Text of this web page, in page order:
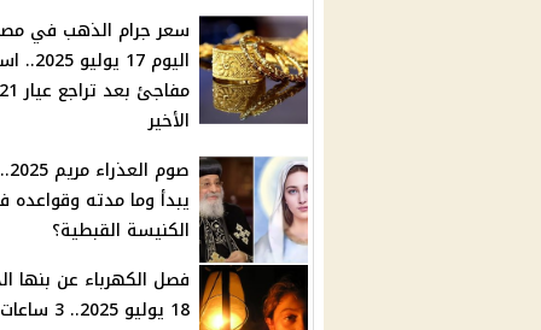
سعر جرام الذهب في
اليوم 17
مفاجئ بعد تراجع عيار 21
الأخير
يبدأ وما مدته وقواعده
الكنيسة القبطية؟
فصل الكهرباء عن بنها
18 يوليو 2025.. 3 ساعات